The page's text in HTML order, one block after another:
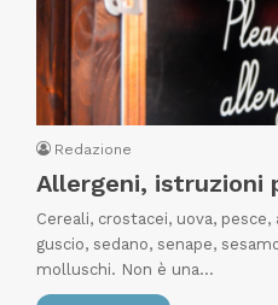
Redazione
Allergeni, istruzioni
Cereali, crostacei, uova,
guscio, sedano, senape,
molluschi. Non è una…